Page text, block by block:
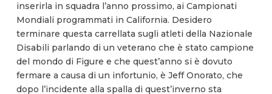
inserirla in squadra l’anno prossimo, ai Campionati
Mondiali programmati in California. Desidero
terminare questa carrellata sugli atleti della Nazionale
Disabili parlando di un veterano che è stato campione
del mondo di Figure e che quest’anno si è dovuto
fermare a causa di un infortunio, è Jeff Onorato, che
dopo l’incidente alla spalla di quest’inverno sta